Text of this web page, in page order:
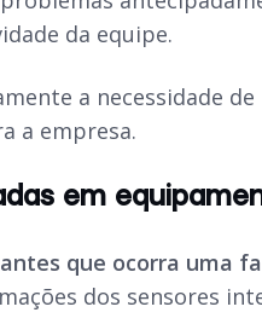
da equipe.
a necessidade
a empresa.
em
que ocorra uma
dos sensores